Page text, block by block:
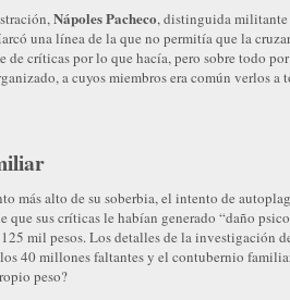
Nápoles Pacheco, distinguida militante
una línea de la que no permitía que la
de críticas por lo que hacía, pero sobre todo
a cuyos miembros era común verlos a
más alto de su soberbia, el intento de
que sus críticas le habían generado “daño
mil pesos. Los detalles de la investigación
40 millones faltantes y el contubernio
peso?